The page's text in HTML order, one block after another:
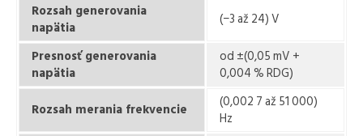
Rozsah generovania
napätia
(−3 až 24) V
Presnosť generovania
napätia
od ±(0,05 mV +
0,004 % RDG)
Rozsah merania frekvencie
(0,002 7 až 51 000)
Hz